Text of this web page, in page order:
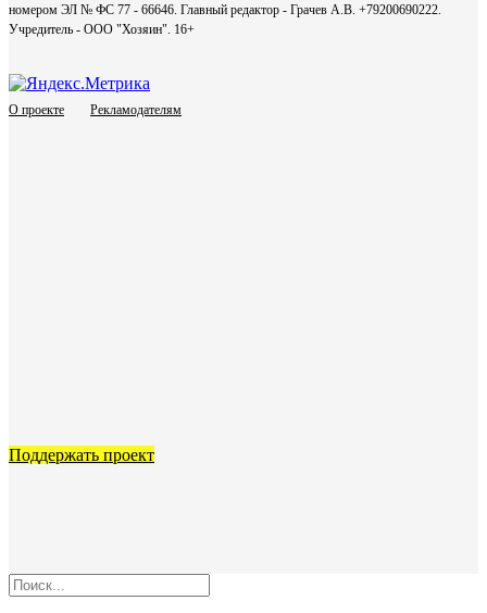
номером ЭЛ № ФС 77 - 66646. Главный редактор - Грачев А.В. +79200690222.
Учредитель - ООО "Хозяин". 16+
О проекте Рекламодателям
Поддержать проект